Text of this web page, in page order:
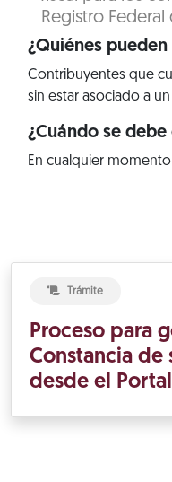
Registro
¿Quiénes
Contribuyentes que
sin estar asociado a un
¿Cuándo se debe
En cualquier
Trámite
Proceso para
Constancia de
desde el